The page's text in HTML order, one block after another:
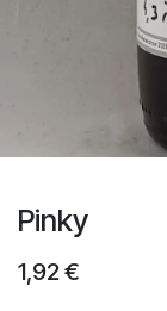
Pinky
1,92€